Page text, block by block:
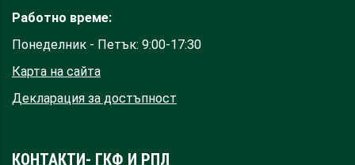
Работно време:
Понеделник - Петък: 9:00-17:30
Карта на сайта
Декларация за достъпност
КОНТАКТИ- ГКФ И РПЛ